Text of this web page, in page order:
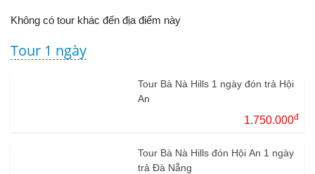
Không có tour khác đến địa điểm này
Tour 1 ngày
Tour Bà Nà Hills 1 ngày đón trả Hội
An
1.750.000đ
Tour Bà Nà Hills đón Hội An 1 ngày
trả Đà Nẵng